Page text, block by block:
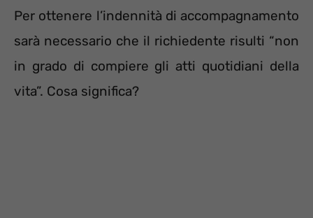
Per ottenere l’indennità di accompagnamento
sarà necessario che il richiedente risulti “non
in grado di compiere gli atti quotidiani della
vita”. Cosa significa?